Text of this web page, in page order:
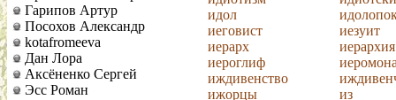
Гарипов Артур
Посохов Александр
kotafromeeva
Дан Лора
Аксёненко Сергей
Эсс Роман
идол
иеговист
иезуит
иерарх
иерархия
иероглиф
иждивенство
ижорцы
из